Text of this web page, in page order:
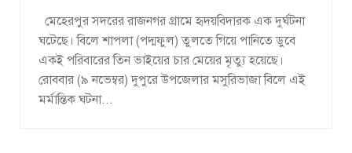
মেহেরপুর সদরের রাজনগর গ্রামে হৃদয়বিদারক এক দুর্ঘটনা
ঘটেছে। বিলে শাপলা (পদ্মফুল) তুলতে গিয়ে পানিতে ডুবে
একই পরিবারের তিন ভাইয়ের চার মেয়ের মৃত্যু হয়েছে।
রোববার (৯ নভেম্বর) দুপুরে উপজেলার মসুরিভাজা বিলে এই
মর্মান্তিক ঘটনা...